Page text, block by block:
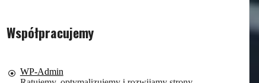
Współpracujemy
WP-Admin